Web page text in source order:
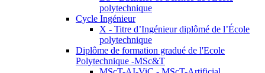
polytechnique
Cycle Ingénieur
X - Titre d’Ingénieur diplômé de l’École
polytechnique
Diplôme de formation gradué de l'Ecole
Polytechnique -MSc&T